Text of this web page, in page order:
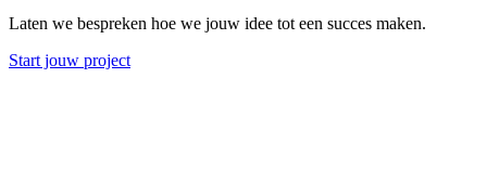
Laten we bespreken hoe we jouw idee tot een succes maken.
Start jouw project